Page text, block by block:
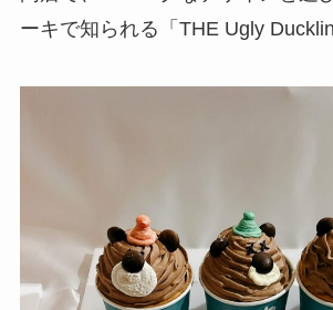
ーキで知られる「THE Ugly